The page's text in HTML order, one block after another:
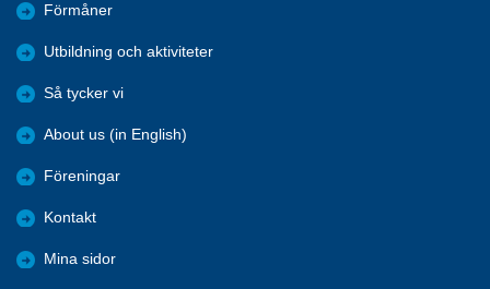
Förmåner
Utbildning och aktiviteter
Så tycker vi
About us (in English)
Föreningar
Kontakt
Mina sidor